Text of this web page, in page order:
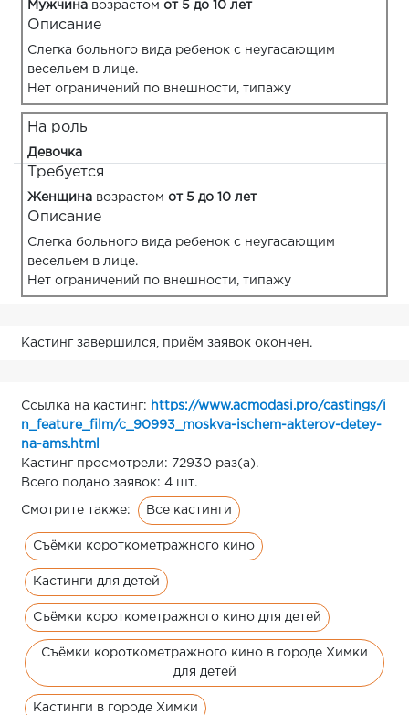
Мужчина возрастом от 5 до 10 лет
Описание
Слегка больного вида ребенок с неугасающим
весельем в лице.
Нет ограничений по внешности, типажу
На роль
Девочка
Требуется
Женщина возрастом от 5 до 10 лет
Описание
Слегка больного вида ребенок с неугасающим
весельем в лице.
Нет ограничений по внешности, типажу
Кастинг завершился, приём заявок окончен.
Ссылка на кастинг: https://www.acmodasi.pro/castings/i
n_feature_film/c_90993_moskva-ischem-akterov-detey-
na-ams.html
Кастинг просмотрели: 72930 раз(а).
Всего подано заявок: 4 шт.
Смотрите также: Все кастинги
Съёмки короткометражного кино
Кастинги для детей
Съёмки короткометражного кино для детей
Съёмки короткометражного кино в городе Химки
для детей
Кастинги в городе Химки